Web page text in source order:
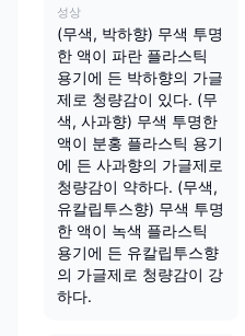
성상
(무색, 박하향) 무색 투명
한 액이 파란 플라스틱
용기에 든 박하향의 가글
제로 청량감이 있다. (무
색, 사과향) 무색 투명한
액이 분홍 플라스틱 용기
에 든 사과향의 가글제로
청량감이 약하다. (무색,
유칼립투스향) 무색 투명
한 액이 녹색 플라스틱
용기에 든 유칼립투스향
의 가글제로 청량감이 강
하다.